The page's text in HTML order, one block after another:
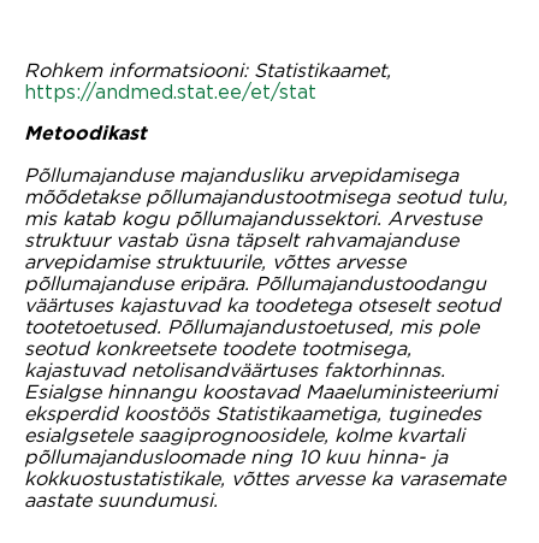
Rohkem informatsiooni: Statistikaamet,
https://andmed.stat.ee/et/stat
Metoodikast
Põllumajanduse majandusliku arvepidamisega
mõõdetakse põllumajandustootmisega seotud tulu,
mis katab kogu põllumajandussektori. Arvestuse
struktuur vastab üsna täpselt rahvamajanduse
arvepidamise struktuurile, võttes arvesse
põllumajanduse eripära. Põllumajandustoodangu
väärtuses kajastuvad ka toodetega otseselt seotud
tootetoetused. Põllumajandustoetused, mis pole
seotud konkreetsete toodete tootmisega,
kajastuvad netolisandväärtuses faktorhinnas.
Esialgse hinnangu koostavad Maaeluministeeriumi
eksperdid koostöös Statistikaametiga, tuginedes
esialgsetele saagiprognoosidele, kolme kvartali
põllumajandusloomade ning 10 kuu hinna- ja
kokkuostustatistikale, võttes arvesse ka varasemate
aastate suundumusi.